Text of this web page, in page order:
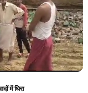
में घिरा